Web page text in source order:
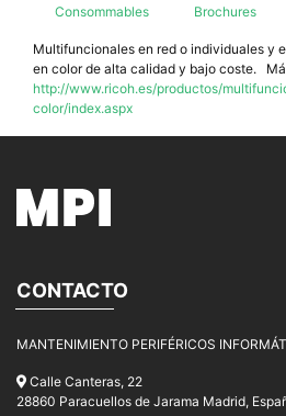
Consommables Brochures
Multifuncionales en red o individuales y
en color de alta calidad y bajo coste.
http://www.ricoh.es/productos/
color/index.aspx
CONTACTO
MANTENIMIENTO PERIFÉRICOS
Calle Canteras, 22
28860 Paracuellos de Jarama Madrid,